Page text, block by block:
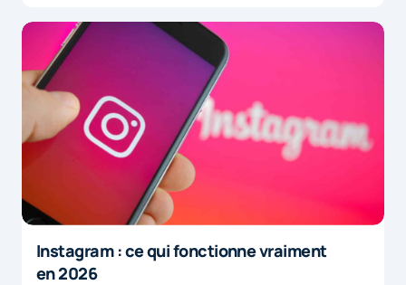
Instagram : ce qui fonctionne vraiment
en 2026